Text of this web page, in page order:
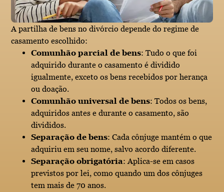
A partilha de bens no divórcio depende do regime de
casamento escolhido:
Comunhão parcial de bens: Tudo o que foi
adquirido durante o casamento é dividido
igualmente, exceto os bens recebidos por herança
ou doação.
Comunhão universal de bens: Todos os bens,
adquiridos antes e durante o casamento, são
divididos.
Separação de bens: Cada cônjuge mantém o que
adquiriu em seu nome, salvo acordo diferente.
Separação obrigatória: Aplica-se em casos
previstos por lei, como quando um dos cônjuges
tem mais de 70 anos.